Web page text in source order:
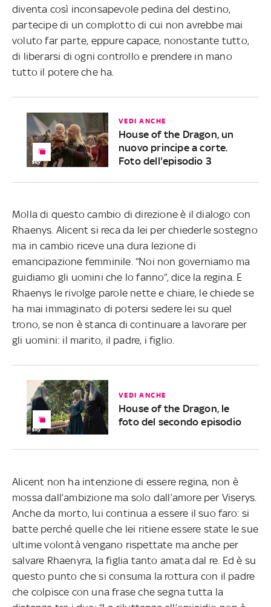
diventa così inconsapevole pedina del destino,
partecipe di un complotto di cui non avrebbe mai
voluto far parte, eppure capace, nonostante tutto,
di liberarsi di ogni controllo e prendere in mano
tutto il potere che ha.
VEDI ANCHE
House of the Dragon, un
nuovo principe a corte.
Foto dell'episodio 3
Molla di questo cambio di direzione è il dialogo con
Rhaenys. Alicent si reca da lei per chiederle sostegno
ma in cambio riceve una dura lezione di
emancipazione femminile. “Noi non governiamo ma
guidiamo gli uomini che lo fanno”, dice la regina. E
Rhaenys le rivolge parole nette e chiare, le chiede se
ha mai immaginato di potersi sedere lei su quel
trono, se non è stanca di continuare a lavorare per
gli uomini: il marito, il padre, i figlio.
VEDI ANCHE
House of the Dragon, le
foto del secondo episodio
Alicent non ha intenzione di essere regina, non è
mossa dall’ambizione ma solo dall’amore per Viserys.
Anche da morto, lui continua a essere il suo faro: si
batte perché quelle che lei ritiene essere state le sue
ultime volontà vengano rispettate ma anche per
salvare Rhaenyra, la figlia tanto amata dal re. Ed è su
questo punto che si consuma la rottura con il padre
che colpisce con una frase che segna tutta la